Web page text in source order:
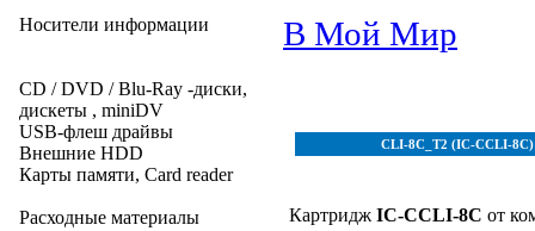
Носители информации
CD / DVD / Blu-Ray -диски,
дискеты , miniDV
USB-флеш драйвы
Внешние HDD
Карты памяти, Card reader
Расходные материалы
В Мой Мир
CLI-8C_T2 (IC-CCLI-8C)
Картридж IC-CCLI-8C от